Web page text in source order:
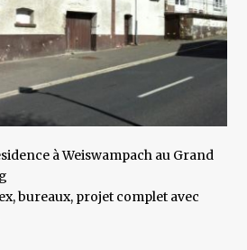
à Weiswampach au Grand
bureaux, projet complet avec